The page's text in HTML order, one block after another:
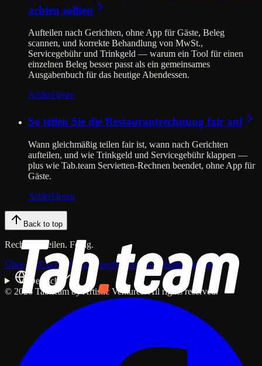
achten sollten
Aufteilen nach Gerichten, ohne App für Gäste, Beleg
scannen, und korrekte Behandlung von MwSt.,
Servicegebühr und Trinkgeld — warum ein Tool für einen
einzelnen Beleg besser passt als ein gemeinsames
Ausgabenbuch für das heutige Abendessen.
Artikel lesen
So teilen Sie die Restaurantrechnung fair auf
Wann gleichmäßig teilen fair ist, wann nach Gerichten
aufteilen, und wie Trinkgeld und Servicegebühr klappen —
plus wie Tab.team Servietten-Rechnen beendet, ohne App für
Gäste.
Artikel lesen
Back to top
Rechnung teilen. Fertig.
Über unsFAQArtikelDatenschutzNutzungsbedingungen
Deutsch
© 2026 Tab.team by Artistic Ventures. All rights reserved.